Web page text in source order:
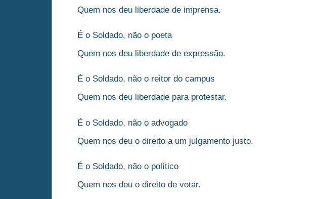
Quem nos deu liberdade de imprensa.
É o Soldado, não o poeta
Quem nos deu liberdade de expressão.
É o Soldado, não o reitor do campus
Quem nos deu liberdade para protestar.
É o Soldado, não o advogado
Quem nos deu o direito a um julgamento justo.
É o Soldado, não o político
Quem nos deu o direito de votar.